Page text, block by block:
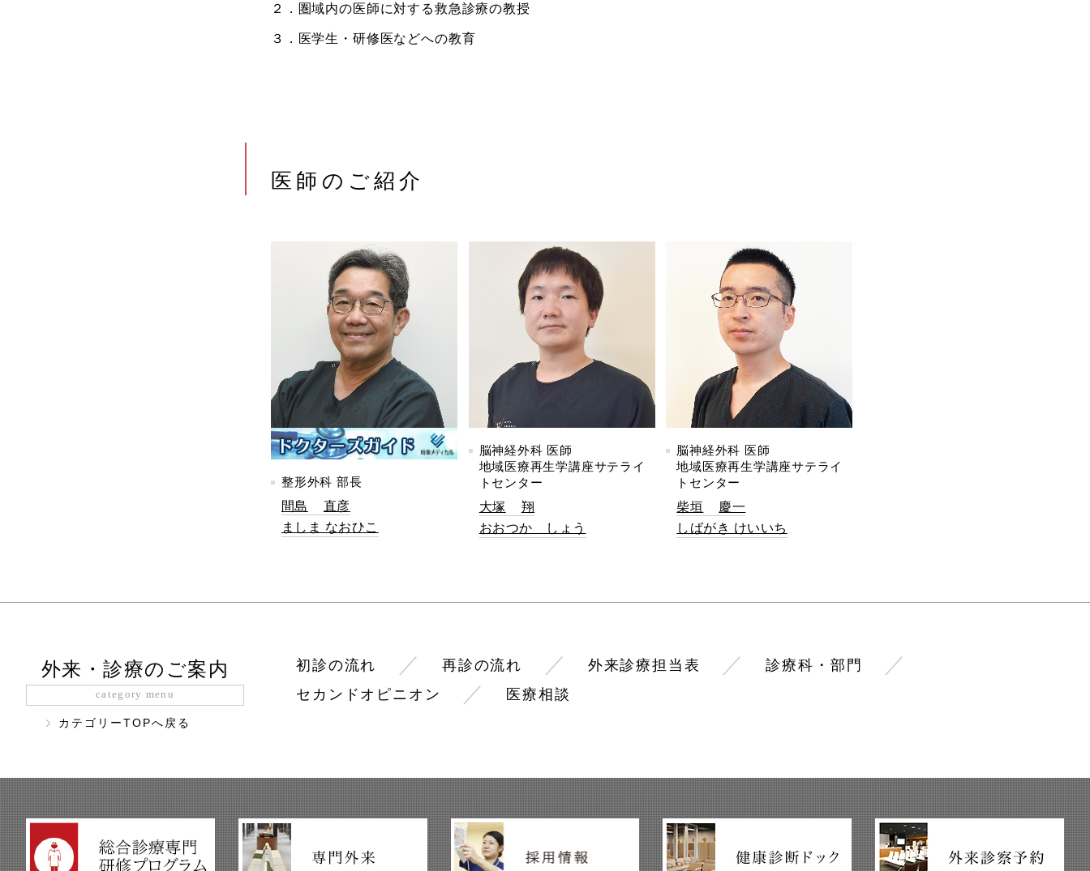
２．圏域内の医師に対する救急診療の教授
３．医学生・研修医などへの教育
医師のご紹介
整形外科 部長
間島 直彦
ましま なおひこ
脳神経外科 医師
地域医療再生学講座サテライ
トセンター
大塚 翔
おおつか しょう
脳神経外科 医師
地域医療再生学講座サテライ
トセンター
柴垣 慶一
しばがき けいいち
外来・診療のご案内
category menu
初診の流れ ／ 再診の流れ ／ 外来診療担当表 ／ 診療科・部門 ／
セカンドオピニオン ／ 医療相談
カテゴリーTOPへ戻る